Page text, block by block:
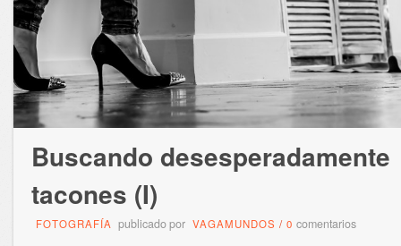
Buscando desesperadamente
tacones (I)
FOTOGRAFÍA publicado por VAGAMUNDOS / 0 comentarios